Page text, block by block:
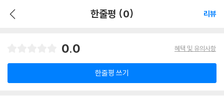
한줄평 (0) 리뷰
0.0 혜택 및 유의사항
한줄평 쓰기